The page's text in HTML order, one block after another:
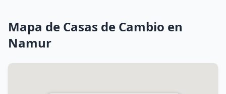
Mapa de Casas de Cambio en
Namur